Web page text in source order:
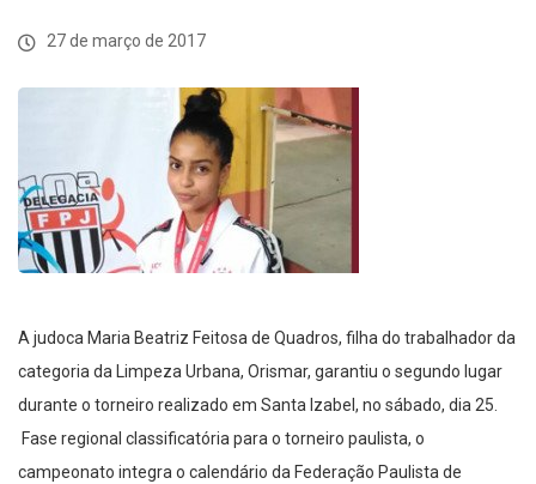
27 de março de 2017
A judoca Maria Beatriz Feitosa de Quadros, filha do trabalhador da
categoria da Limpeza Urbana, Orismar, garantiu o segundo lugar
durante o torneiro realizado em Santa Izabel, no sábado, dia 25.
Fase regional classificatória para o torneiro paulista, o
campeonato integra o calendário da Federação Paulista de